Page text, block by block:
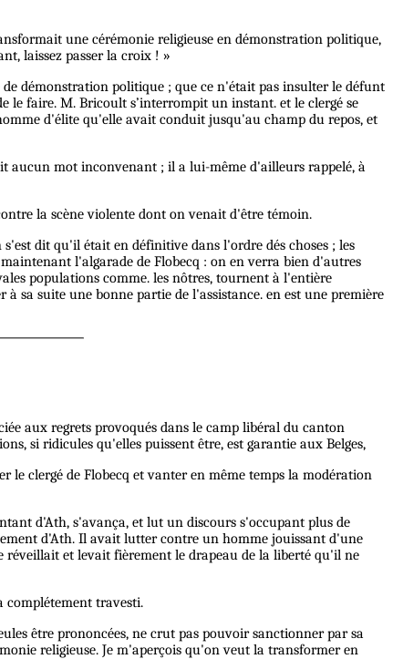
une cérémonie religieuse en démonstration politique,
laissez passer la croix ! »
démonstration politique ; que ce n'était pas insulter le défunt
le faire. M. Bricoult s’interrompit un instant. et le clergé se
d'élite qu'elle avait conduit jusqu'au champ du repos, et
aucun mot inconvenant ; il a lui-même d'ailleurs rappelé, à
la scène violente dont on venait d'être témoin.
dit qu'il était en définitive dans l'ordre dés choses ; les
l'algarade de Flobecq : on en verra bien d'autres
populations comme. les nôtres, tournent à l'entière
sa suite une bonne partie de l'assistance. en est une première
aux regrets provoqués dans le camp libéral du canton
si ridicules qu'elles puissent être, est garantie aux Belges,
clergé de Flobecq et vanter en même temps la modération
d'Ath, s'avança, et lut un discours s'occupant plus de
d'Ath. Il avait lutter contre un homme jouissant d'une
réveillait et levait fièrement le drapeau de la liberté qu'il ne
complétement travesti.
être prononcées, ne crut pas pouvoir sanctionner par sa
religieuse. Je m'aperçois qu'on veut la transformer en